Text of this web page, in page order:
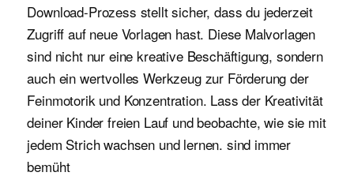
Download-Prozess stellt sicher, dass du jederzeit
Zugriff auf neue Vorlagen hast. Diese Malvorlagen
sind nicht nur eine kreative Beschäftigung, sondern
auch ein wertvolles Werkzeug zur Förderung der
Feinmotorik und Konzentration. Lass der Kreativität
deiner Kinder freien Lauf und beobachte, wie sie mit
jedem Strich wachsen und lernen. sind immer
bemüht